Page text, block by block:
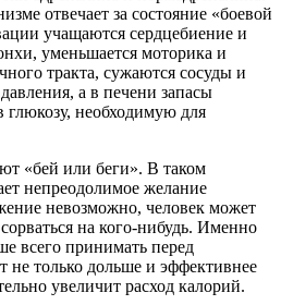
отвечает за состояние «боевой
учащаются сердцебиение и
уменьшается моторика и
тракта, сужаются сосуды и
а в печени запасы
глюкозу, необходимую для
«бей или беги». В таком
непреодолимое желание
невозможно, человек может
на кого-нибудь. Именно
всего принимать перед
не только дольше и эффективнее
увеличит расход калорий.